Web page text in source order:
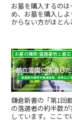
お墓を購入するの
め、お墓を購入し
からない方がほと
お墓の種類/霊園墓地と墓石
鎌倉新書の「第1回
の落選者の約半数
しています。ここ